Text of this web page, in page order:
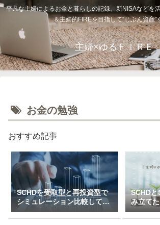
平凡な主婦によるお金と暮らしの記録。新NISAなどを
＆主婦的FIREを目指して“じぶん資産”
主婦×ゆるＦＩＲＥ
お金の勉強
おすすめ記事
SCHDを受取型と再投資型で
シミュレーション比較してみ
た（一括＆特定口座で3万～
10万積立）
SCHDと
み立て
ックス×
ド投資